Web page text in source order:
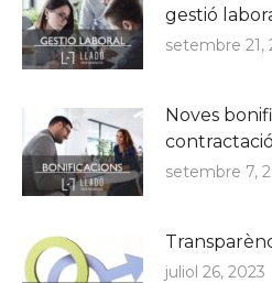
gestió
setembre 21,
Noves
contractació
setembre 7,
juliol 26, 2023